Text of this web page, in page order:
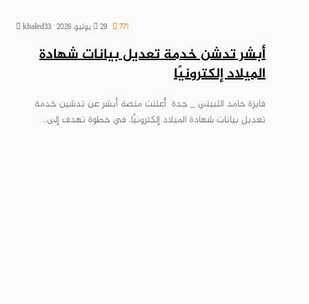
khaled33 29 يوليو، 2026 771
أبشر تدشن خدمة تعديل بيانات شهادة
الميلاد إلكترونيًا
فايزة حامد الثبيتي _ جدة أعلنت منصة أبشر عن تدشين خدمة
تعديل بيانات شهادة الميلاد إلكترونيًا، في خطوة تهدف إلى…